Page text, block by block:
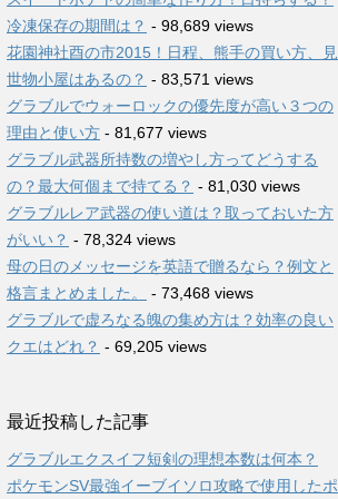
冷凍保存の期間は？ - 98,689 views
花園神社酉の市2015！日程、熊手の買い方、見
世物小屋はあるの？ - 83,571 views
グラブルでウォーロックの優先度が高い３つの
理由と使い方 - 81,677 views
グラブル武器所持数の増やし方ってどうする
の？最大何個まで持てる？ - 81,030 views
グラブルレア武器の使い道は？取っておいた方
がいい？ - 78,324 views
母の日のメッセージを英語で贈るなら？例文と
格言まとめました。
- 73,468 views
グラブルで虚ろなる魄の集め方は？効率の良い
クエはどれ？ - 69,205 views
最近投稿した記事
グラブルエクスイフ短剣の理想本数は何本？
ポケモンSV最強イーブイソロ攻略で使用したポ